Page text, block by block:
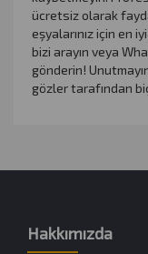
ücretsiz olarak
eşyalarınız için en
bizi arayın veya
gönderin!
gözler tarafından
Hakkımızda